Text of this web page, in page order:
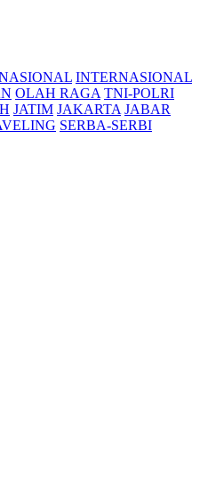
INTERNASIONAL
OLAH RAGA TNI-POLRI
JATIM JAKARTA JABAR
SERBA-SERBI